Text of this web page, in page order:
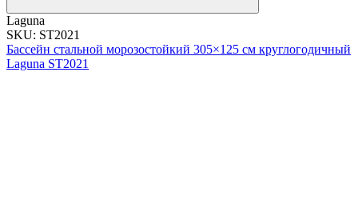
Laguna
SKU: ST2021
Бассейн стальной морозостойкий 305×125 см круглогодичный
Laguna ST2021